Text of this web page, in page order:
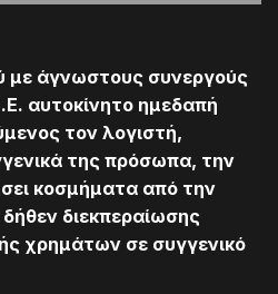
με άγνωστους συνεργούς
αυτοκίνητο ημεδαπή
τον λογιστή,
της πρόσωπα, την
κοσμήματα από την
δήθεν διεκπεραίωσης
χρημάτων σε συγγενικό